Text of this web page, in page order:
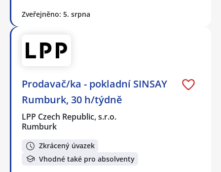
Zveřejněno: 5. srpna
Prodavač/ka - pokladní SINSAY
Rumburk, 30 h/týdně
LPP Czech Republic, s.r.o.
Rumburk
Zkrácený úvazek
Vhodné také pro absolventy